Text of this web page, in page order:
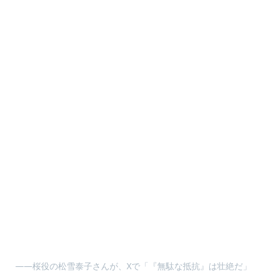
――桜役の松雪泰子さんが、Xで「『無駄な抵抗』は壮絶だ」